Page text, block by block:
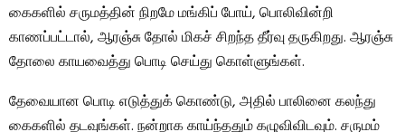
கைகளில் சருமத்தின் நிறமே மங்கிப் போய், பொலிவின்றி
காணப்பட்டால், ஆரஞ்சு தோல் மிகச் சிறந்த தீர்வு தருகிறது. ஆரஞ்சு
தோலை காயவைத்து பொடி செய்து கொள்ளுங்கள்.
தேவையான பொடி எடுத்துக் கொண்டு, அதில் பாலினை கலந்து
கைகளில் தடவுங்கள். நன்றாக காய்ந்ததும் கழுவிவிடவும். சருமம்